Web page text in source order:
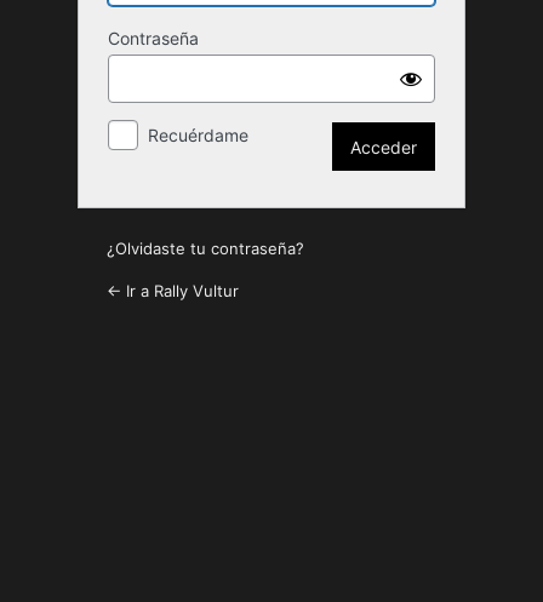
Contraseña
Recuérdame
¿Olvidaste tu contraseña?
← Ir a Rally Vultur